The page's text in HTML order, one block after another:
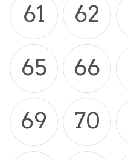
61
62
65
66
69
70